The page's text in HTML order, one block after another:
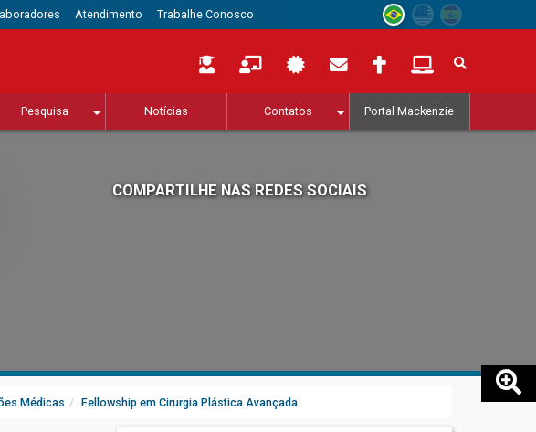
Atendimento Trabalhe Conosco
Pesquisa Notícias Contatos Portal Mackenzie
COMPARTILHE NAS REDES SOCIAIS
Médicas Fellowship em Cirurgia Plástica Avançada